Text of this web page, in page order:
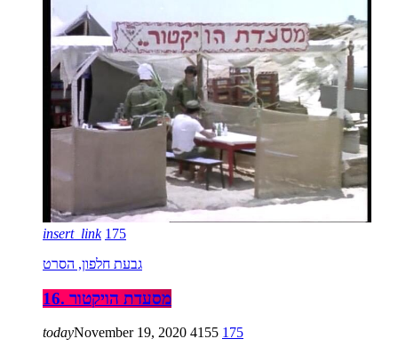
insert_link 175
גבעת חלפון, הסרט
16. מסעדת הויקטור
todayNovember 19, 2020 4155 175